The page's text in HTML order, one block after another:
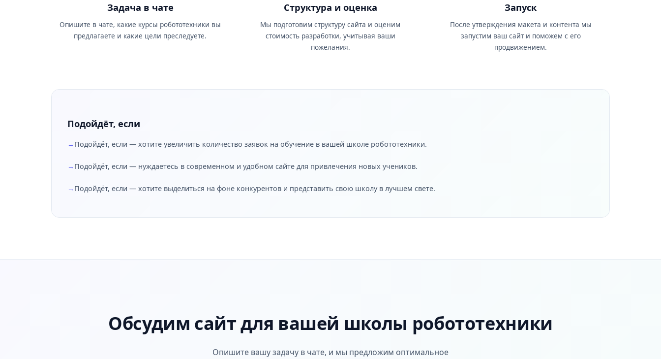
Задача в чате
Опишите в чате, какие курсы робототехники вы
предлагаете и какие цели преследуете.
Структура и оценка
Мы подготовим структуру сайта и оценим
стоимость разработки, учитывая ваши
пожелания.
Запуск
После утверждения макета и контента мы
запустим ваш сайт и поможем с его
продвижением.
Подойдёт, если
Подойдёт, если — хотите увеличить количество заявок на обучение в вашей школе робототехники.
Подойдёт, если — нуждаетесь в современном и удобном сайте для привлечения новых учеников.
Подойдёт, если — хотите выделиться на фоне конкурентов и представить свою школу в лучшем свете.
Обсудим сайт для вашей школы робототехники
Опишите вашу задачу в чате, и мы предложим оптимальное